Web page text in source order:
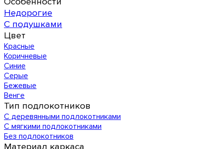
Недорогие
С подушками
Цвет
Красные
Коричневые
Синие
Серые
Бежевые
Венге
Тип подлокотников
С деревянными подлокотниками
С мягкими подлокотниками
Без подлокотников